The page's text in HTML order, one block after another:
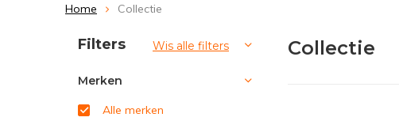
Home Collectie
Collectie
Sorteren op:
Filters Wis alle filters
Merken
Alle merken